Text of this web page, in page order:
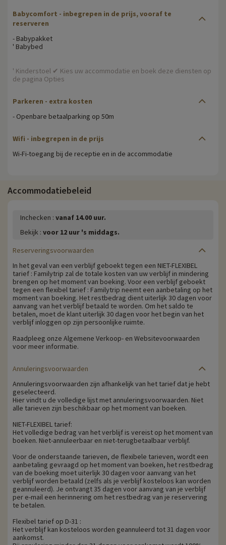
Babycomfort - inbegrepen in de prijs, vooraf te
reserveren
- Babypakket
' Babybed
' Kinderstoel ✔ Kies uw accommodatie en boek deze diensten op
de pagina Opties
Parkeren - extra kosten
- Openbare betaalparking op 50m
Wifi - inbegrepen in de prijs
Wi-Fi-toegang bij de receptie en in de accommodatie
Accommodatiebeleid
Inchecken : vanaf 14.00 uur.
Bekijk : voor 12 uur 's middags.
Reserveringsvoorwaarden
In het geval van een verblijf geboekt tegen een NIET-FLEXIBEL
tarief : Familytrip zal de totale kosten van uw verblijf in mindering
brengen op het moment van boeking. Voor een verblijf geboekt
tegen een flexibel tarief : Familytrip neemt een aanbetaling op het
moment van boeking. Het restbedrag dient uiterlijk 30 dagen voor
aanvang van het verblijf betaald te worden. Om het saldo te
betalen, moet de klant uiterlijk 30 dagen voor het begin van het
verblijf inloggen op zijn persoonlijke ruimte.
Raadpleeg onze Algemene Verkoop- en Websitevoorwaarden
voor meer informatie.
Annuleringsvoorwaarden
Annuleringsvoorwaarden zijn afhankelijk van het tarief dat je hebt
geselecteerd.
Hier vindt u de volledige lijst met annuleringsvoorwaarden. Niet
alle tarieven zijn beschikbaar op het moment van boeken.
NIET-FLEXIBEL tarief:
Het volledige bedrag van het verblijf is vereist op het moment van
boeken. Niet-annuleerbaar en niet-terugbetaalbaar verblijf.
Voor de onderstaande tarieven, de flexibele tarieven, wordt een
aanbetaling gevraagd op het moment van boeken, het restbedrag
van de boeking moet uiterlijk 30 dagen voor aanvang van het
verblijf worden betaald (zelfs als je verblijf kosteloos kan worden
geannuleerd). Je ontvangt 35 dagen voor aanvang van je verblijf
per e-mail een herinnering om het restbedrag van je reservering
te betalen.
Flexibel tarief op D-31 :
Het verblijf kan kosteloos worden geannuleerd tot 31 dagen voor
aankomst.